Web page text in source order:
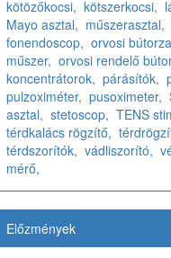
kötözőkocsi, kötszerkocsi,
Mayo asztal, műszerasztal,
fonendoscop, orvosi
műszer, orvosi rendelő
koncentrátorok, párásítók,
pulzoximéter, pusoximeter,
asztal, stetoscop, TENS
térdkalács rögzítő,
térdszorítók, vádliszorító,
mérő,
Előzmények